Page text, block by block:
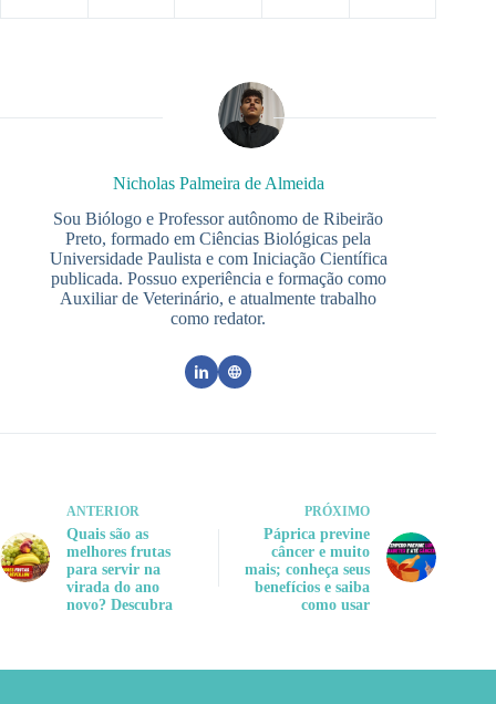
Nicholas Palmeira de Almeida
Sou Biólogo e Professor autônomo de Ribeirão
Preto, formado em Ciências Biológicas pela
Universidade Paulista e com Iniciação Científica
publicada. Possuo experiência e formação como
Auxiliar de Veterinário, e atualmente trabalho
como redator.
ANTERIOR
Quais são as
melhores frutas
para servir na
virada do ano
novo? Descubra
PRÓXIMO
Páprica previne
câncer e muito
mais; conheça seus
benefícios e saiba
como usar